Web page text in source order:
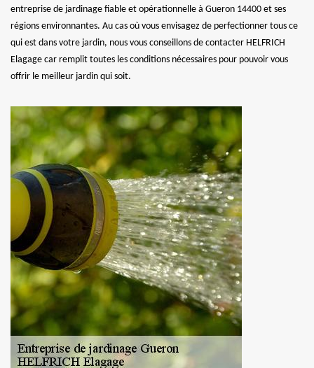
entreprise de jardinage fiable et opérationnelle à Gueron 14400 et ses
régions environnantes. Au cas où vous envisagez de perfectionner tous ce
qui est dans votre jardin, nous vous conseillons de contacter HELFRICH
Elagage car remplit toutes les conditions nécessaires pour pouvoir vous
offrir le meilleur jardin qui soit.